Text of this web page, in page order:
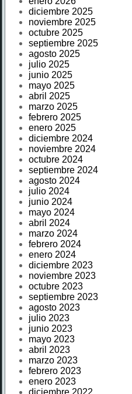
diciembre 2025
noviembre 2025
octubre 2025
septiembre 2025
agosto 2025
julio 2025
junio 2025
mayo 2025
abril 2025
marzo 2025
febrero 2025
enero 2025
diciembre 2024
noviembre 2024
octubre 2024
septiembre 2024
agosto 2024
julio 2024
junio 2024
mayo 2024
abril 2024
marzo 2024
febrero 2024
enero 2024
diciembre 2023
noviembre 2023
octubre 2023
septiembre 2023
agosto 2023
julio 2023
junio 2023
mayo 2023
abril 2023
marzo 2023
febrero 2023
enero 2023
diciembre 2022